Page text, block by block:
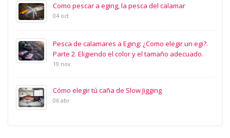
Como pescar a eging, la pesca del calamar
04 oct
Pesca de calamares a Eging: ¿Como elegir un egi?.
Parte 2. Eligiendo el color y el tamaño adecuado.
19 nov
Cómo elegir tú caña de Slow Jigging
06 abr